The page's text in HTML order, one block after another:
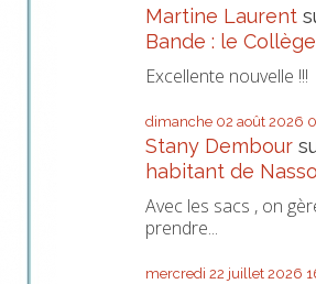
Martine Laurent
Bande : le
Excellente nouvelle !!!
dimanche 02 août 2026
Stany Dembour
habitant de
Avec les sacs , on
prendre...
mercredi 22 juillet 2026